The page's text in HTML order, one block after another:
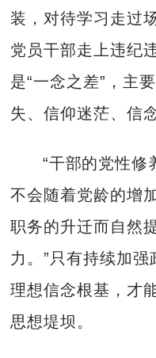
装，对待学习走过
党员干部走上违纪
是“一念之差”，主
失、信仰迷茫、信
“干部的党性修
不会随着党龄的增
职务的升迁而自然
力。”只有持续加
理想信念根基，才
思想堤坝。